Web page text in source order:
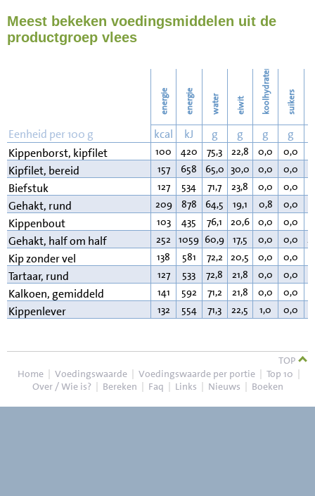
Strijken 46
53
Meest bekeken voedingsmiddelen uit de
productgroep vlees
energie energie water eiwit koolhydraten suikers
Eenheid per 100 g kcal kJ g g g g
Kippenborst, kipfilet
100 420 75,3 22,8 0,0 0,0
Kipfilet, bereid 157 658 65,0 30,0 0,0 0,0
Biefstuk 127 534 71,7 23,8 0,0 0,0
Gehakt, rund 209 878 64,5 19,1 0,8 0,0
Kippenbout 103 435 76,1 20,6 0,0 0,0
Gehakt, half om half 252 1059 60,9 17,5 0,0 0,0
Kip zonder vel 138 581 72,2 20,5 0,0 0,0
Tartaar, rund 127 533 72,8 21,8 0,0 0,0
Kalkoen, gemiddeld 141 592 71,2 21,8 0,0 0,0
Kippenlever 132 554 71,3 22,5 1,0 0,0
TOP
Home | Voedingswaarde | Voedingswaarde per portie | Top 10 |
Over / Wie is? | Bereken | Faq | Links | Nieuws | Boeken